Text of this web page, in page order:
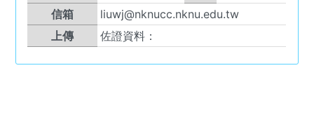
信箱
liuwj@nknucc.nknu.edu.tw
上傳
佐證資料：